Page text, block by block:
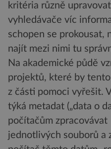
kritéria různě
vyhledávače víc
schopen se prokousat,
najít mezi nimi tu
Na akademické půdě
projektů, které by
z části pomoci vyřešit.
týká metadat („data o
počítačům
jednotlivých souborů a